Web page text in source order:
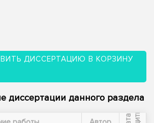
ДИССЕРТАЦИЮ В КОРЗИНУ
диссертации данного раздела